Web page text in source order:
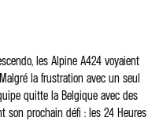
les Alpine A424 voyaient
la frustration avec un seul
quitte la Belgique avec des
son prochain défi : les 24 Heures